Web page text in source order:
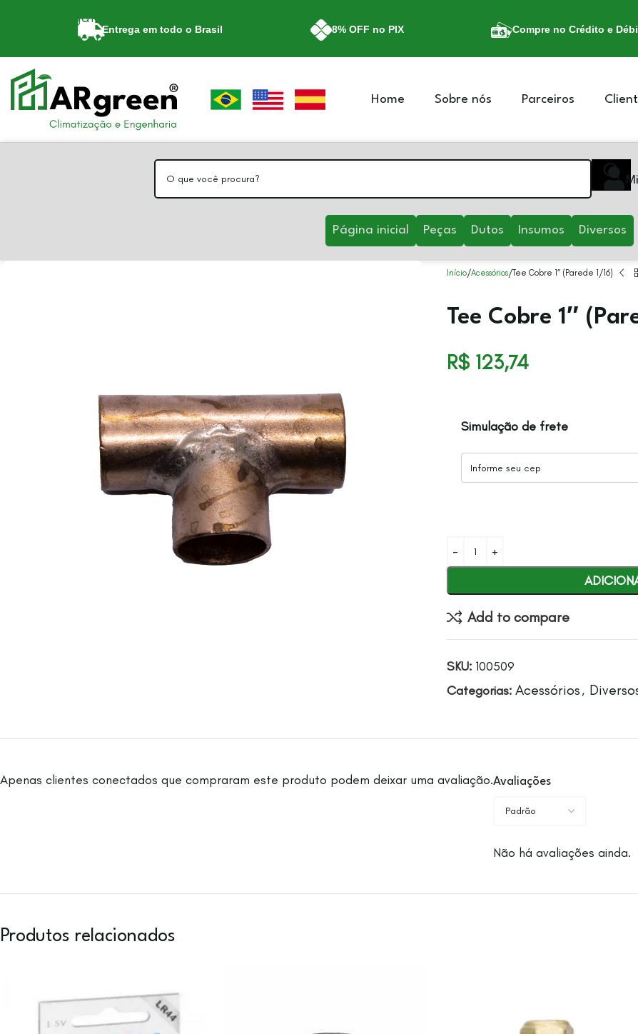
Skip to navigation
Skip to main content
Entrega em todo o Brasil 8% OFF no PIX Compre no Crédito e
Home Sobre nós Parceiros
Página inicial Peças Dutos Insumos Diversos
Início Acessórios Tee Cobre 1″ (Parede 1/16)
Tee Cobre 1″
R$123,74
Simulação de frete
Add to compare
SKU: 100509
Categorias: Acessórios,
Avaliações
Não há avaliações ainda.
Apenas clientes conectados que compraram este produto podem deixar uma avaliação.
Produtos relacionados